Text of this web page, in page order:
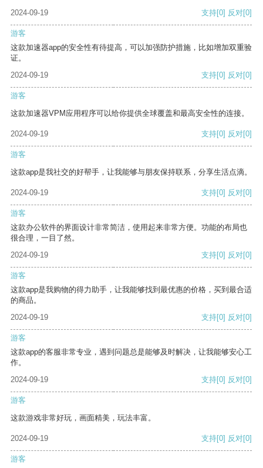
2024-09-19 支持[0] 反对[0]
游客
这款加速器app的安全性有待提高，可以加强防护措施，比如增加双重验
证。
2024-09-19
支持[0] 反对[0]
游客
这款加速器VPM应用程序可以给你提供全球覆盖和最高安全性的连接。
2024-09-19 支持[0] 反对[0]
游客
这款app是我社交的好帮手，让我能够与朋友保持联系，分享生活点滴。
2024-09-19 支持[0] 反对[0]
游客
这款办公软件的界面设计非常简洁，使用起来非常方便。功能的布局也
很合理，一目了然。
2024-09-19
支持[0] 反对[0]
游客
这款app是我购物的得力助手，让我能够找到最优惠的价格，买到最合适
的商品。
2024-09-19
支持[0] 反对[0]
游客
这款app的客服非常专业，遇到问题总是能够及时解决，让我能够安心工
作。
2024-09-19
支持[0] 反对[0]
游客
这款游戏非常好玩，画面精美，玩法丰富。
2024-09-19 支持[0] 反对[0]
游客